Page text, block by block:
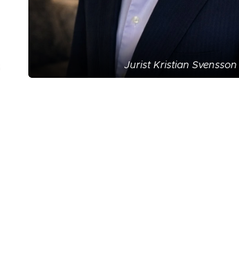
Jurist Kristian Svensson